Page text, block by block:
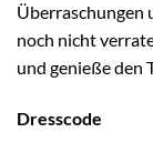
Überraschungen
noch nicht
und genieße den
Dresscode